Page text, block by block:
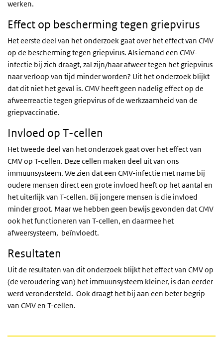
werken.
Effect op bescherming tegen griepvirus
Het eerste deel van het onderzoek gaat over het effect van CMV
op de bescherming tegen griepvirus. Als iemand een CMV-
infectie bij zich draagt, zal zijn/haar afweer tegen het griepvirus
naar verloop van tijd minder worden? Uit het onderzoek blijkt
dat dit niet het geval is. CMV heeft geen nadelig effect op de
afweerreactie tegen griepvirus of de werkzaamheid van de
griepvaccinatie.
Invloed op T-cellen
Het tweede deel van het onderzoek gaat over het effect van
CMV op T-cellen. Deze cellen maken deel uit van ons
immuunsysteem. We zien dat een CMV-infectie met name bij
oudere mensen direct een grote invloed heeft op het aantal en
het uiterlijk van T-cellen. Bij jongere mensen is die invloed
minder groot. Maar we hebben geen bewijs gevonden dat CMV
ook het functioneren van T-cellen, en daarmee het
afweersysteem, beïnvloedt.
Resultaten
Uit de resultaten van dit onderzoek blijkt het effect van CMV op
(de veroudering van) het immuunsysteem kleiner, is dan eerder
werd verondersteld. Ook draagt het bij aan een beter begrip
van CMV en T-cellen.